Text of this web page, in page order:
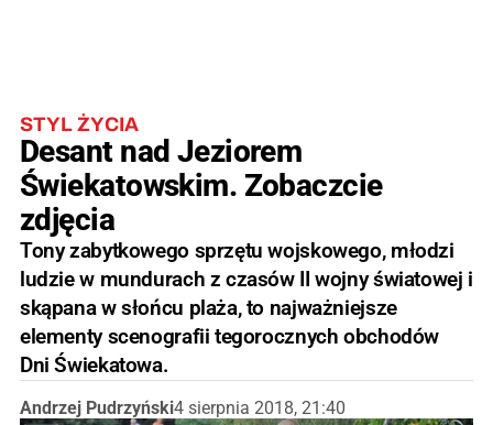
STYL ŻYCIA
Desant nad Jeziorem
Świekatowskim. Zobaczcie
zdjęcia
Tony zabytkowego sprzętu wojskowego, młodzi
ludzie w mundurach z czasów II wojny światowej i
skąpana w słońcu plaża, to najważniejsze
elementy scenografii tegorocznych obchodów
Dni Świekatowa.
Andrzej Pudrzyński4 sierpnia 2018, 21:40